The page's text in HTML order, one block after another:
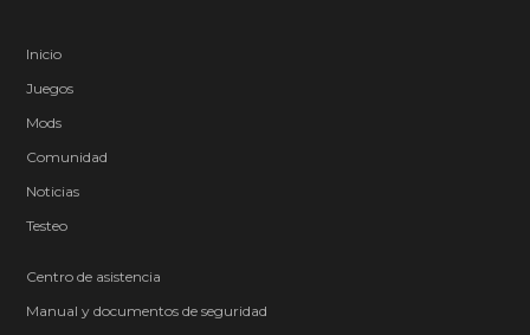
Inicio
Juegos
Mods
Comunidad
Noticias
Testeo
Centro de asistencia
Manual y documentos de seguridad